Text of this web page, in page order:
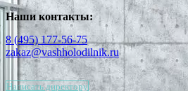
Наши контакты:
8 (495) 177-56-75
zakaz@vashholodilnik.ru
Написать директору